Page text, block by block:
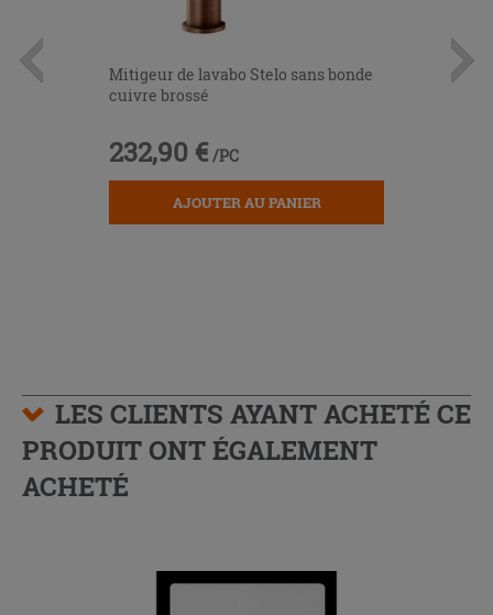
Mitigeur de lavabo Stelo sans bonde
cuivre brossé
232,90 € /PC
AJOUTER AU PANIER
LES CLIENTS AYANT ACHETÉ CE
PRODUIT ONT ÉGALEMENT
ACHETÉ